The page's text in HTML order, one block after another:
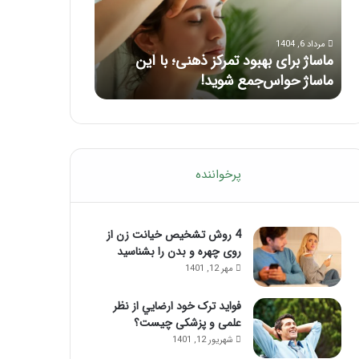
تزریق
ژل
مرداد 5, 1404
راهنمای کامل آموزش ماساژ لب بعد از
تزریق ژل
پرخواننده
4 روش تشخیص خیانت زن از
روی چهره و بدن را بشناسید
مهر 12, 1401
فواید ترک خود ارضايي از نظر
علمی و پزشکی چیست؟
شهریور 12, 1401